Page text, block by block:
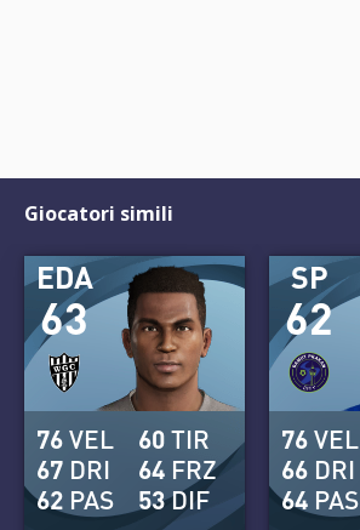
Giocatori simili
63
EDA
76VEL
67 DRI
62 PAS
60TIR
64 FRZ
53DIF
62
SP
76VEL
66 DRI
64 PAS